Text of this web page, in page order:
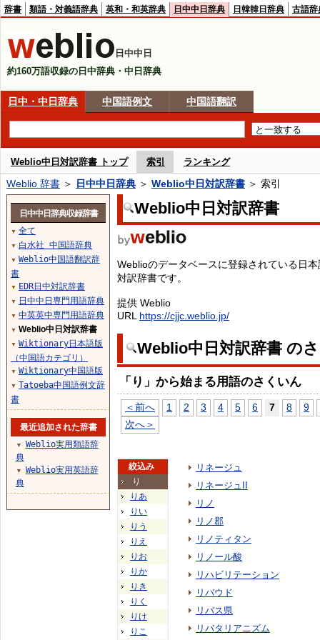
辞書 類語・対義語辞典 英和・和英辞典 日中中日辞典 日韓韓日辞典 古語辞
日中中日
約160万語収録の日中辞典・中日辞典
日中・中日辞典 中国語例文 中国語翻訳
Weblio中日対訳辞書 トップ 索引 ランキング
Weblio 辞書 ＞ 日中中日辞典 ＞ Weblio中日対訳辞書 ＞ 索引
Weblio中日対訳辞書
Weblioのデータベースに登録されている日
対訳辞書です。
提供 Weblio
URL https://cjjc.weblio.jp/
Weblio中日対訳辞書 の
「り」から始まる用語のさくいん
＜前へ 1 2 3 4 5 6 7 8
9
次へ＞
絞込み
り
りあ
りい
りう
りえ
りお
りか
りき
りく
りけ
りこ
リネージュ
リネージュII
リノ
リノ郡
リノティタン
リノール酸
リハビリテーション
リバウド
リバス県
リバタリアニズム
日中中日辞典収録辞書
▼ 全て
▼ 白水社 中国語辞典
▼ Weblio中国語翻訳辞
書
▼ EDR日中対訳辞書
▼ 日中中日専門用語辞典
▼ 中英英中専門用語辞典
▼ Weblio中日対訳辞書
▼ Wiktionary日本語版
（中国語カテゴリ）
▼ Wiktionary中国語版
▼ Tatoeba中国語例文辞
書
最近追加された辞書
▼
Weblio実用類語辞
典
▼
Weblio実用英語辞
典